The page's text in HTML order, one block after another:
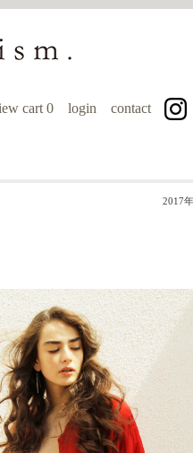
cart 0 login contact
2017